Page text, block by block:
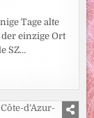
Tage alte
einzige Ort
SZ…